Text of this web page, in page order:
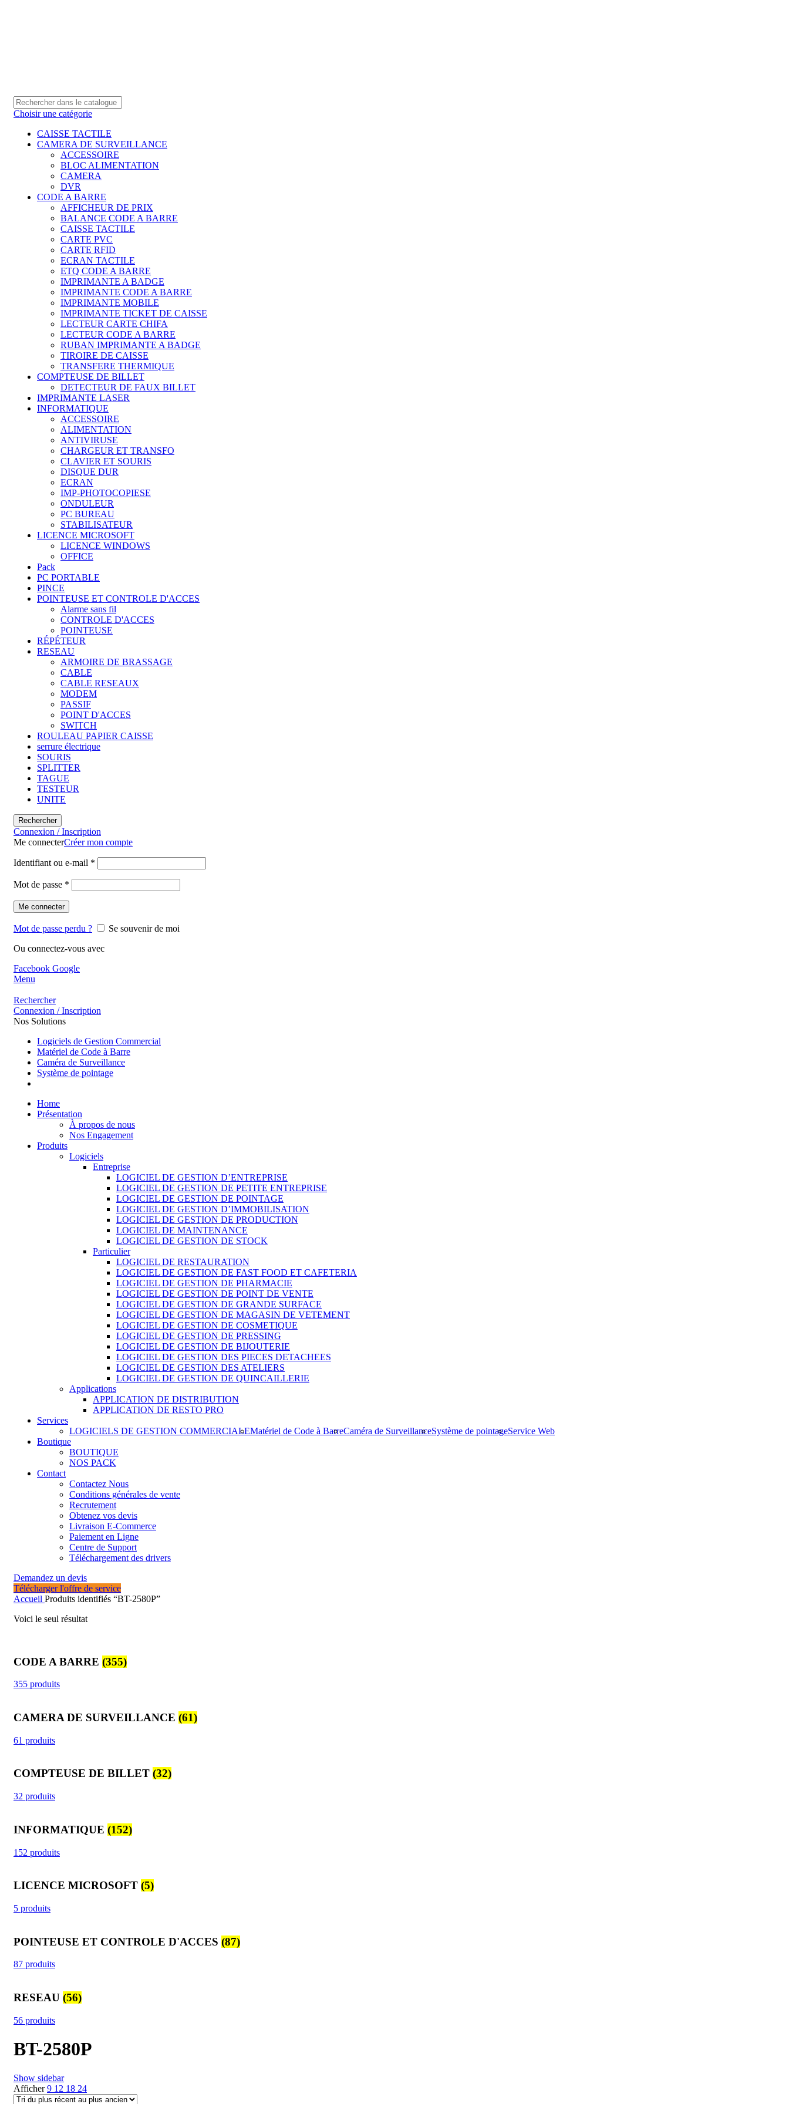
Choisir une catégorie
CAISSE TACTILE
CAMERA DE SURVEILLANCE
ACCESSOIRE
BLOC ALIMENTATION
CAMERA
DVR
CODE A BARRE
AFFICHEUR DE PRIX
BALANCE CODE A BARRE
CAISSE TACTILE
CARTE PVC
CARTE RFID
ECRAN TACTILE
ETQ CODE A BARRE
IMPRIMANTE A BADGE
IMPRIMANTE CODE A BARRE
IMPRIMANTE MOBILE
IMPRIMANTE TICKET DE CAISSE
LECTEUR CARTE CHIFA
LECTEUR CODE A BARRE
RUBAN IMPRIMANTE A BADGE
TIROIRE DE CAISSE
TRANSFERE THERMIQUE
COMPTEUSE DE BILLET
DETECTEUR DE FAUX BILLET
IMPRIMANTE LASER
INFORMATIQUE
ACCESSOIRE
ALIMENTATION
ANTIVIRUSE
CHARGEUR ET TRANSFO
CLAVIER ET SOURIS
DISQUE DUR
ECRAN
IMP-PHOTOCOPIESE
ONDULEUR
PC BUREAU
STABILISATEUR
LICENCE MICROSOFT
LICENCE WINDOWS
OFFICE
Pack
PC PORTABLE
PINCE
POINTEUSE ET CONTROLE D'ACCES
Alarme sans fil
CONTROLE D'ACCES
POINTEUSE
RÉPÉTEUR
RESEAU
ARMOIRE DE BRASSAGE
CABLE
CABLE RESEAUX
MODEM
PASSIF
POINT D'ACCES
SWITCH
ROULEAU PAPIER CAISSE
serrure électrique
SOURIS
SPLITTER
TAGUE
TESTEUR
UNITE
Rechercher
Connexion / Inscription
Me connecterCréer mon compte
Identifiant ou e-mail *
Mot de passe *
Me connecter
Mot de passe perdu ?
Se souvenir de moi
Ou connectez-vous avec
Facebook Google
Menu
Rechercher
Connexion / Inscription
Nos Solutions
Logiciels de Gestion Commercial
Matériel de Code à Barre
Caméra de Surveillance
Système de pointage
Home
Présentation
À propos de nous
Nos Engagement
Produits
Logiciels
Entreprise
LOGICIEL DE GESTION D’ENTREPRISE
LOGICIEL DE GESTION DE PETITE ENTREPRISE
LOGICIEL DE GESTION DE POINTAGE
LOGICIEL DE GESTION D’IMMOBILISATION
LOGICIEL DE GESTION DE PRODUCTION
LOGICIEL DE MAINTENANCE
LOGICIEL DE GESTION DE STOCK
Particulier
LOGICIEL DE RESTAURATION
LOGICIEL DE GESTION DE FAST FOOD ET CAFETERIA
LOGICIEL DE GESTION DE PHARMACIE
LOGICIEL DE GESTION DE POINT DE VENTE
LOGICIEL DE GESTION DE GRANDE SURFACE
LOGICIEL DE GESTION DE MAGASIN DE VETEMENT
LOGICIEL DE GESTION DE COSMETIQUE
LOGICIEL DE GESTION DE PRESSING
LOGICIEL DE GESTION DE BIJOUTERIE
LOGICIEL DE GESTION DES PIECES DETACHEES
LOGICIEL DE GESTION DES ATELIERS
LOGICIEL DE GESTION DE QUINCAILLERIE
Applications
APPLICATION DE DISTRIBUTION
APPLICATION DE RESTO PRO
Services
LOGICIELS DE GESTION COMMERCIALEMatériel de Code à BarreCaméra de SurveillanceSystème de pointageService Web
Boutique
BOUTIQUE
NOS PACK
Contact
Contactez Nous
Conditions générales de vente
Recrutement
Obtenez vos devis
Livraison E-Commerce
Paiement en Ligne
Centre de Support
Téléchargement des drivers
Demandez un devis
Télécharger l'offre de service
Accueil Produits identifiés “BT-2580P”
Voici le seul résultat
CODE A BARRE (355)
355 produits
CAMERA DE SURVEILLANCE (61)
61 produits
COMPTEUSE DE BILLET (32)
32 produits
INFORMATIQUE (152)
152 produits
LICENCE MICROSOFT (5)
5 produits
POINTEUSE ET CONTROLE D'ACCES (87)
87 produits
RESEAU (56)
56 produits
BT-2580P
Show sidebar
Afficher9 12 18 24